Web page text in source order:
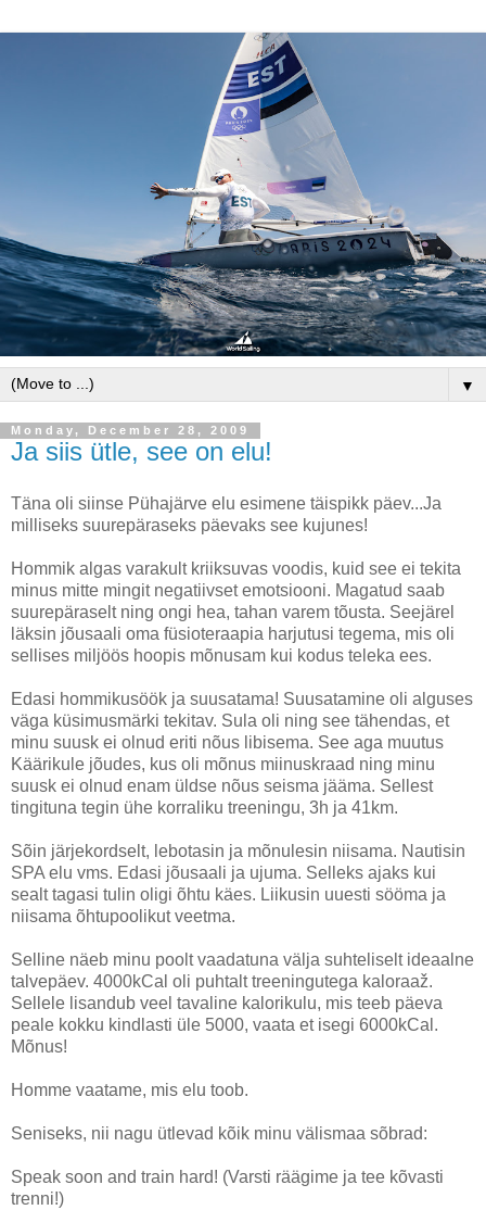
▼
Monday, December 28, 2009
Ja siis ütle, see on elu!
Täna oli siinse Pühajärve elu esimene täispikk päev...Ja
milliseks suurepäraseks päevaks see kujunes!
Hommik algas varakult kriiksuvas voodis, kuid see ei tekita
minus mitte mingit negatiivset emotsiooni. Magatud saab
suurepäraselt ning ongi hea, tahan varem tõusta. Seejärel
läksin jõusaali oma füsioteraapia harjutusi tegema, mis oli
sellises miljöös hoopis mõnusam kui kodus teleka ees.
Edasi hommikusöök ja suusatama! Suusatamine oli alguses
väga küsimusmärki tekitav. Sula oli ning see tähendas, et
minu suusk ei olnud eriti nõus libisema. See aga muutus
Käärikule jõudes, kus oli mõnus miinuskraad ning minu
suusk ei olnud enam üldse nõus seisma jääma. Sellest
tingituna tegin ühe korraliku treeningu, 3h ja 41km.
Sõin järjekordselt, lebotasin ja mõnulesin niisama. Nautisin
SPA elu vms. Edasi jõusaali ja ujuma. Selleks ajaks kui
sealt tagasi tulin oligi õhtu käes. Liikusin uuesti sööma ja
niisama õhtupoolikut veetma.
Selline näeb minu poolt vaadatuna välja suhteliselt ideaalne
talvepäev. 4000kCal oli puhtalt treeningutega kaloraaž.
Sellele lisandub veel tavaline kalorikulu, mis teeb päeva
peale kokku kindlasti üle 5000, vaata et isegi 6000kCal.
Mõnus!
Homme vaatame, mis elu toob.
Seniseks, nii nagu ütlevad kõik minu välismaa sõbrad:
Speak soon and train hard! (Varsti räägime ja tee kõvasti
trenni!)